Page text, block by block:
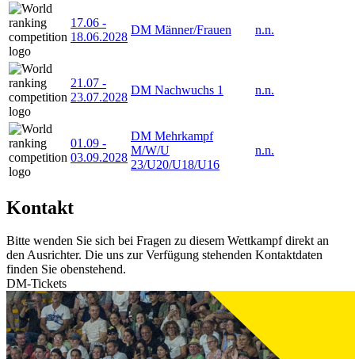
17.06 -
18.06.2028
DM Männer/Frauen n.n.
21.07 -
23.07.2028
DM Nachwuchs 1 n.n.
01.09 -
03.09.2028
DM Mehrkampf
M/W/U
23/U20/U18/U16
n.n.
Kontakt
Bitte wenden Sie sich bei Fragen zu diesem Wettkampf direkt an
den Ausrichter. Die uns zur Verfügung stehenden Kontaktdaten
finden Sie obenstehend.
DM-Tickets